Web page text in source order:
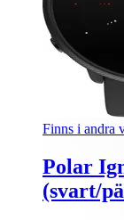
Finns i andra
Polar
(svart/